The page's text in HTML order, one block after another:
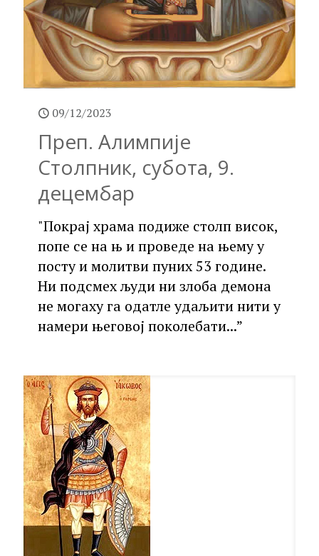
09/12/2023
Преп. Алимпије
Столпник, субота, 9.
децембар
"Покрај храма подиже столп висок,
попе се на њ и проведе на њему у
посту и молитви пуних 53 године.
Ни подсмех људи ни злоба демона
не могаху га одатле удаљити нити у
намери његовој поколебати...”